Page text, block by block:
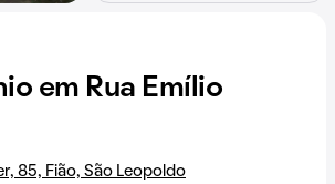
em Rua Emílio
85, Fião, São Leopoldo